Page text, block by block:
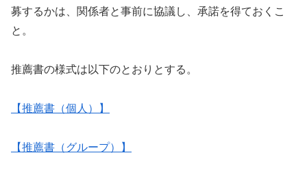
募するかは、関係者と事前に協議し、承諾を得ておくこ
と。
推薦書の様式は以下のとおりとする。
【推薦書（個人）】
【推薦書（グループ）】